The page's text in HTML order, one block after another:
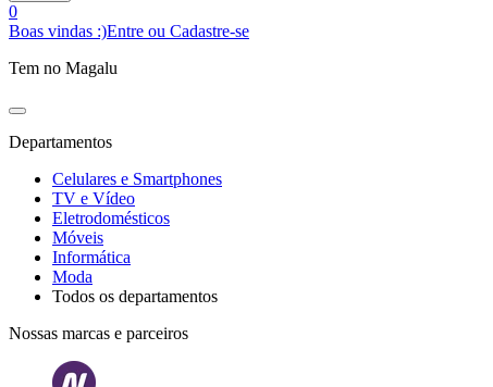
0
Boas vindas :)Entre ou Cadastre-se
Tem no Magalu
Departamentos
Celulares e Smartphones
TV e Vídeo
Eletrodomésticos
Móveis
Informática
Moda
Todos os departamentos
Nossas marcas e parceiros